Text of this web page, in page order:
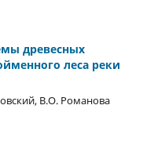
древесных
леса реки
В.О. Романова